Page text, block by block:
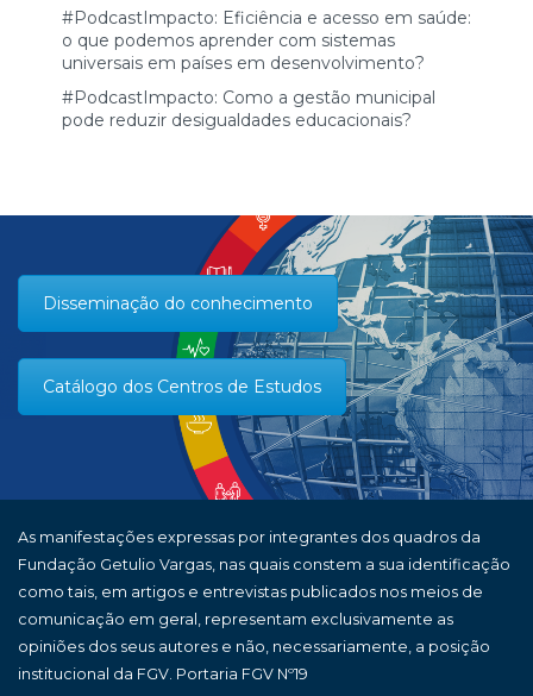
#PodcastImpacto: Eficiência e acesso em saúde:
o que podemos aprender com sistemas
universais em países em desenvolvimento?
#PodcastImpacto: Como a gestão municipal
pode reduzir desigualdades educacionais?
Disseminação do conhecimento
Catálogo dos Centros de Estudos
As manifestações expressas por integrantes dos quadros da
Fundação Getulio Vargas, nas quais constem a sua identificação
como tais, em artigos e entrevistas publicados nos meios de
comunicação em geral, representam exclusivamente as
opiniões dos seus autores e não, necessariamente, a posição
institucional da FGV. Portaria FGV Nº19